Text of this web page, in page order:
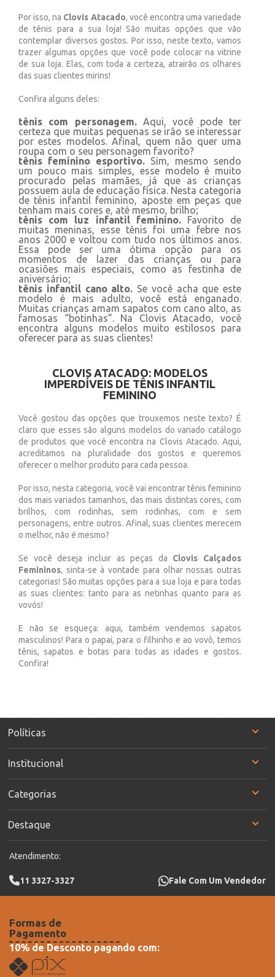
Por isso, na Clovis Atacado, você encontra uma variedade
de tênis para a sua loja! São muitas opções que vão
contemplar diversos gostos. Por isso, neste texto, vamos
trazer algumas opções que você pode colocar na vitrine
de sua loja. Elas, com toda a certeza, atrairão os olhares
das suas clientes mirins!
Confira alguns deles:
tênis com personagem. Aqui, você pode ter
certeza que muitas pequenas se irão se interessar
por estes modelos. Afinal, quem não quer uma
roupa com o seu personagem favorito?
tênis feminino esportivo. Sim, mesmo sendo
um pouco mais simples, esse modelo é muito
procurado pelas mamães, já que as crianças
possuem aula de educação física. Nesta categoria
de tênis infantil feminino, aposte em peças que
tenham mais cores e, até mesmo, brilho;
tênis com luz infantil feminino. Favorito de
muitas meninas, esse tênis foi uma febre nos
anos 2000 e voltou com tudo nos últimos anos.
Essa pode ser uma ótima opção para os
momentos de lazer das crianças ou para
ocasiões mais especiais, como as festinha de
aniversário;
tênis infantil cano alto. Se você acha que este
modelo é mais adulto, você está enganado.
Muitas crianças amam sapatos com cano alto, as
famosas “botinhas”. Na Clovis Atacado, você
encontra alguns modelos muito estilosos para
oferecer para as suas clientes!
CLOVIS ATACADO: MODELOS
IMPERDÍVEIS DE TÊNIS INFANTIL
FEMININO
Você gostou das opções que trouxemos neste texto? É
claro que esses são alguns modelos do variado catálogo
de produtos que você encontra na Clovis Atacado. Aqui,
acreditamos na pluralidade dos gostos e queremos
oferecer o melhor produto para cada pessoa.
Por isso, nesta categoria, você vai encontrar tênis feminino
dos mais variados tamanhos, das mais distintas cores, com
brilhos, com rodinhas, sem rodinhas, com e sem
personagens, entre outros. Afinal, suas clientes merecem
o melhor, não é mesmo?
Se você deseja incluir as peças da Clovis Calçados
Femininos, sinta-se à vontade para olhar nossas outras
categorias! São muitas opções para a sua loja e para todas
as suas clientes: tanto para as netinhas quanto para as
vovós!
E não se esqueça: aqui, também vendemos sapatos
masculinos! Para o papai, para o filhinho e ao vovô, temos
tênis, sapatos e botas para todas as idades e gostos.
Confira!
Políticas
Institucional
Categorias
Destaque
Atendimento:
11 3327-3327 Fale Com Um Vendedor
Formas de
Pagamento
10% de Desconto pagando com: